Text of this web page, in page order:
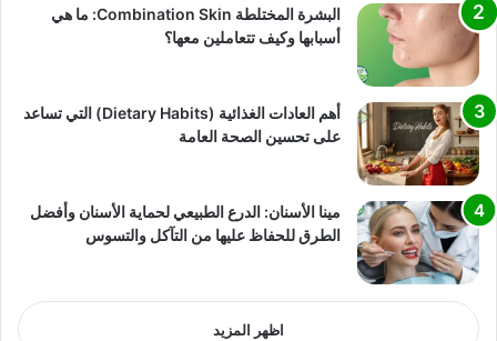
البشرة المختلطة Combination Skin: ما هي
أسبابها وكيف تتعاملين معها؟
أهم العادات الغذائية (Dietary Habits) التي تساعد
على تحسين الصحة العامة
مينا الأسنان: الدرع الطبيعي لحماية الأسنان وأفضل
الطرق للحفاظ عليها من التآكل والتسوس
اظهر المزيد